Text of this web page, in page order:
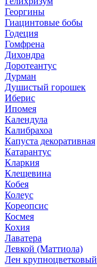
Георгины
Гиацинтовые бобы
Годеция
Гомфрена
Дихондра
Доротеантус
Дурман
Душистый горошек
Иберис
Ипомея
Календула
Калибрахоа
Капуста декоративная
Катарантус
Кларкия
Клещевина
Кобея
Колеус
Кореопсис
Космея
Кохия
Лаватера
Левкой (Маттиола)
Лен крупноцветковый